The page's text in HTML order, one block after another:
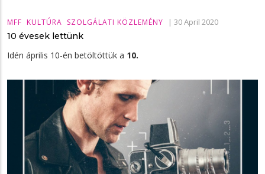
MFF KULTÚRA SZOLGÁLATI KÖZLEMÉNY | 30 April 2020
10 évesek lettünk
Idén április 10-én betöltöttük a 10.